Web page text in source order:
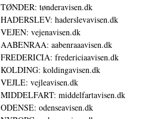
TØNDER: tønderavisen.dk
HADERSLEV: haderslevavisen.dk
VEJEN: vejenavisen.dk
AABENRAA: aabenraaavisen.dk
FREDERICIA: fredericiaavisen.dk
KOLDING: koldingavisen.dk
VEJLE: vejleavisen.dk
MIDDELFART: middelfartavisen.dk
ODENSE: odenseavisen.dk